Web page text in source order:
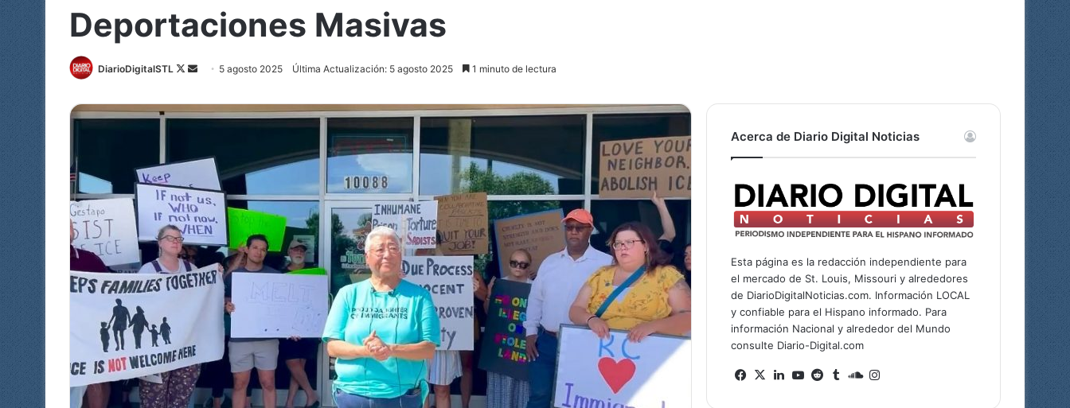
Deportaciones Masivas
DiarioDigitalSTL
Follow
X
Send
email
5 agosto 2025 Última Actualización: 5 agosto 2025 1 minuto de lectura
Acerca de Diario Digital Noticias
Esta página es la redacción independiente para
el mercado de St. Louis, Missouri y alrededores
de DiarioDigitalNoticias.com. Información LOCAL
y confiable para el Hispano informado. Para
información Nacional y alrededor del Mundo
consulte Diario-Digital.com
Facebook
X LinkedIn
YouTube
RedditTumblrSoundCloud